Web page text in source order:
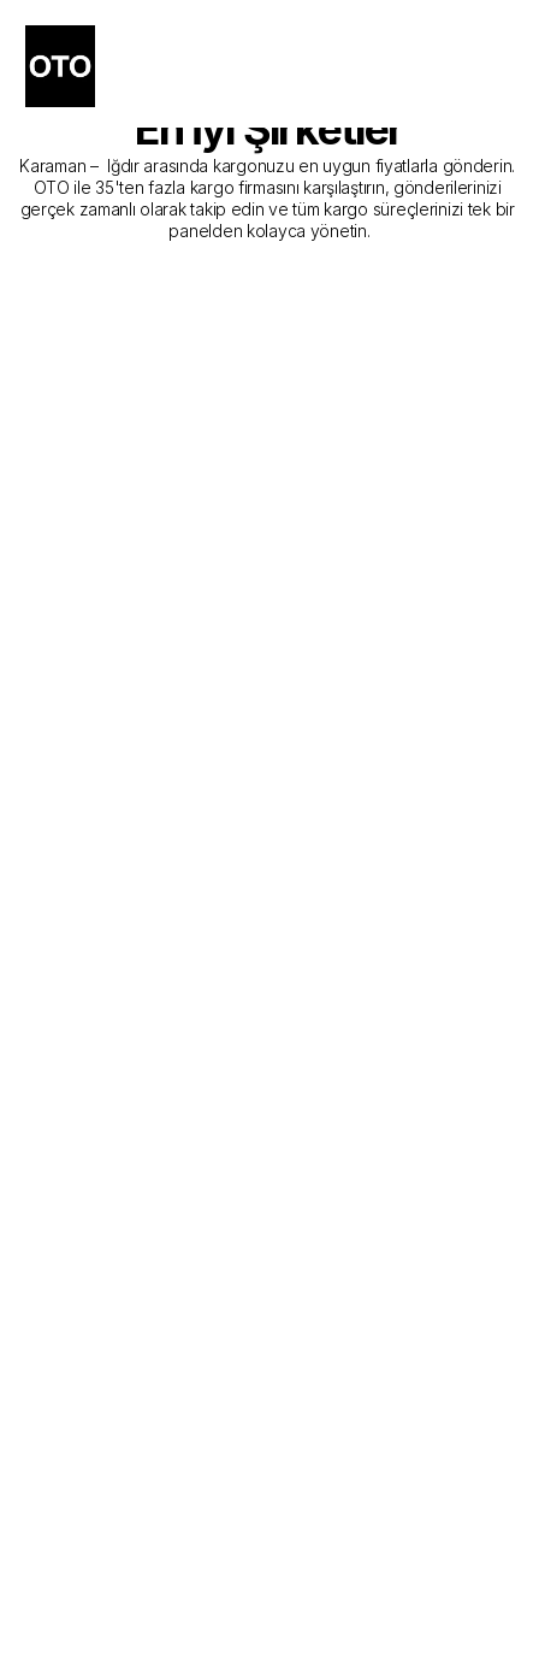
Karaman - Iğdır Kargo
Gönderim Hizmeti Sunan
En İyi Şirketler
Karaman –  Iğdır arasında kargonuzu en uygun fiyatlarla gönderin.
OTO ile 35'ten fazla kargo firmasını karşılaştırın, gönderilerinizi
gerçek zamanlı olarak takip edin ve tüm kargo süreçlerinizi tek bir
panelden kolayca yönetin.